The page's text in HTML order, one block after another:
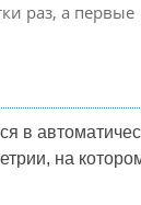
раз, а первые
в
на